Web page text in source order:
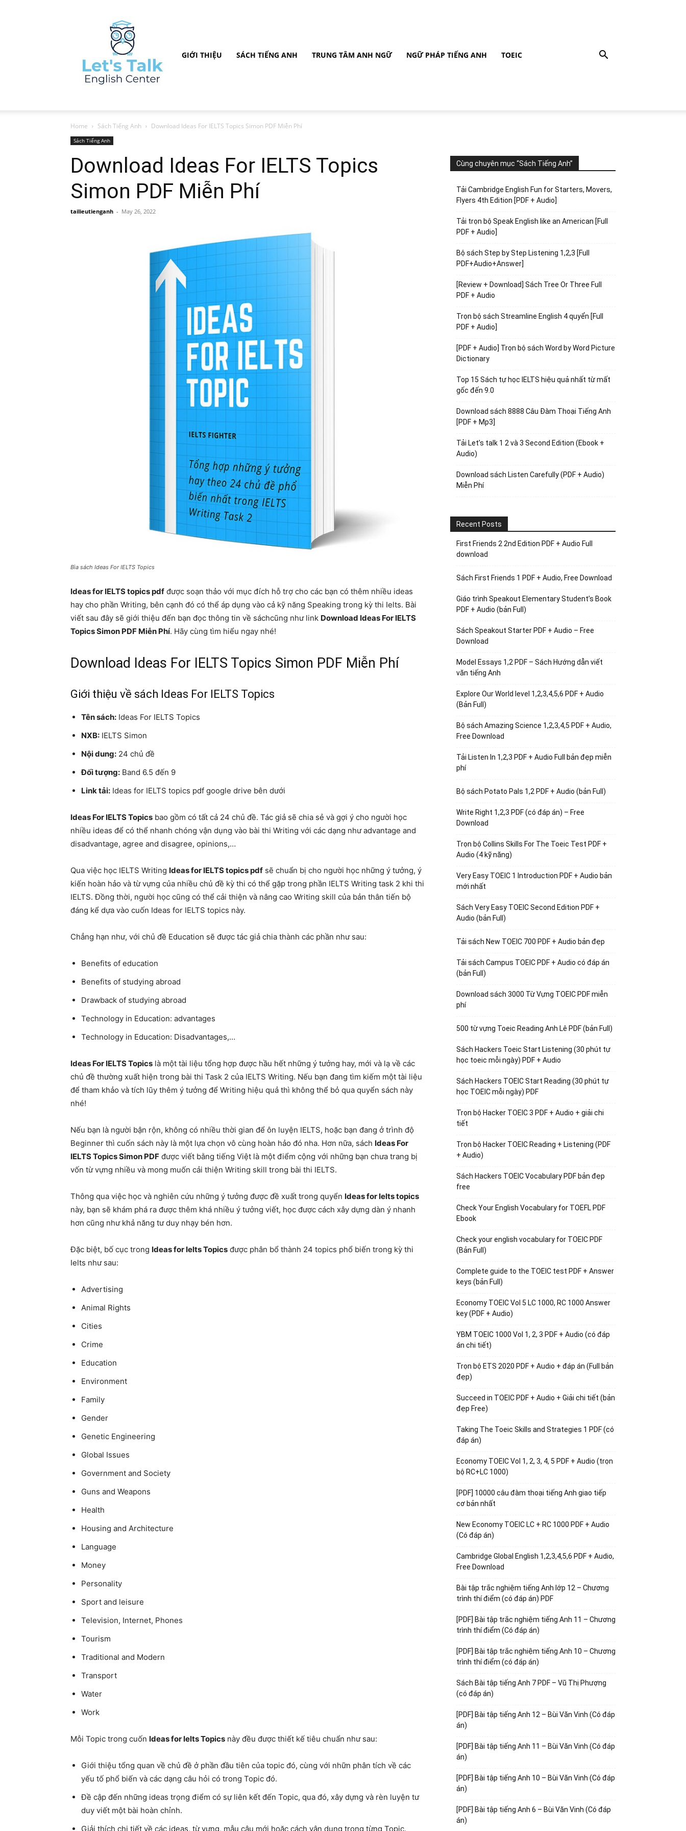
GIỚI THIỆU SÁCH TIẾNG ANH TRUNG TÂM ANH NGỮ NGỮ PHÁP TIẾNG ANH TOEIC
Home Sách Tiếng Anh Download Ideas For IELTS Topics Simon PDF Miễn Phí
Sách Tiếng Anh
Download Ideas For IELTS Topics
Simon PDF Miễn Phí
tailieutienganh - May 26, 2022
Bìa sách Ideas For IELTS Topics
Ideas for IELTS topics pdf được soạn thảo với mục đích hỗ trợ cho các bạn có thêm nhiều ideas
hay cho phần Writing, bên cạnh đó có thể áp dụng vào cả kỹ năng Speaking trong kỳ thi Ielts. Bài
viết sau đây sẽ giới thiệu đến bạn đọc thông tin về sáchcũng như link Download Ideas For IELTS
Topics Simon PDF Miễn Phí. Hãy cùng tìm hiểu ngay nhé!
Download Ideas For IELTS Topics Simon PDF Miễn Phí
Giới thiệu về sách Ideas For IELTS Topics
Tên sách: Ideas For IELTS Topics
NXB: IELTS Simon
Nội dung: 24 chủ đề
Đối tượng: Band 6.5 đến 9
Link tải: Ideas for IELTS topics pdf google drive bên dưới
Ideas For IELTS Topics bao gồm có tất cả 24 chủ đề. Tác giả sẽ chia sẻ và gợi ý cho người học
nhiều ideas để có thể nhanh chóng vận dụng vào bài thi Writing với các dạng như advantage and
disadvantage, agree and disagree, opinions,…
Qua việc học IELTS Writing Ideas for IELTS topics pdf sẽ chuẩn bị cho người học những ý tưởng, ý
kiến hoàn hảo ​​và từ vựng của nhiều chủ đề kỳ thi có thể gặp trong phần IELTS Writing task 2 khi thi
IELTS. Đồng thời, người học cũng có thể cải thiện và nâng cao Writing skill của bản thân tiến bộ
đáng kể dựa vào cuốn Ideas for IELTS topics này.
Chẳng hạn như, với chủ đề Education sẽ được tác giả chia thành các phần như sau:
Benefits of education
Benefits of studying abroad
Drawback of studying abroad
Technology in Education: advantages
Technology in Education: Disadvantages,…
Ideas For IELTS Topics là một tài liệu tổng hợp được hầu hết những ý tưởng hay, mới và lạ về các
chủ đề thường xuất hiện trong bài thi Task 2 của IELTS Writing. Nếu bạn đang tìm kiếm một tài liệu
để tham khảo và tích lũy thêm ý tưởng để Writing hiệu quả thì không thể bỏ qua quyển sách này
nhé!
Nếu bạn là người bận rộn, không có nhiều thời gian để ôn luyện IELTS, hoặc bạn đang ở trình độ
Beginner thì cuốn sách này là một lựa chọn vô cùng hoàn hảo đó nha. Hơn nữa, sách Ideas For
IELTS Topics Simon PDF được viết bằng tiếng Việt là một điểm cộng với những bạn chưa trang bị
vốn từ vựng nhiều và mong muốn cải thiện Writing skill trong bài thi IELTS.
Thông qua việc học và nghiên cứu những ý tưởng được đề xuất trong quyển Ideas for Ielts topics
này, bạn sẽ khám phá ra được thêm khá nhiều ý tưởng viết, học được cách xây dựng dàn ý nhanh
hơn cũng như khả năng tư duy nhạy bén hơn.
Đặc biệt, bố cục trong Ideas for Ielts Topics được phân bổ thành 24 topics phổ biến trong kỳ thi
Ielts như sau:
Advertising
Animal Rights
Cities
Crime
Education
Environment
Family
Gender
Genetic Engineering
Global Issues
Government and Society
Guns and Weapons
Health
Housing and Architecture
Language
Money
Personality
Sport and leisure
Television, Internet, Phones
Tourism
Traditional and Modern
Transport
Water
Work
Mỗi Topic trong cuốn Ideas for Ielts Topics này đều được thiết kế tiêu chuẩn như sau:
Giới thiệu tổng quan về chủ đề ở phần đầu tiên của topic đó, cùng với nhữn phân tích về các
yếu tố phổ biến và các dạng câu hỏi có trong Topic đó.
Đề cập đến những ideas trọng điểm có sự liên kết đến Topic, qua đó, xây dựng và rèn luyện tư
duy viết một bài hoàn chỉnh.
Giải thích chi tiết về các ideas, từ vựng, mẫu câu mới hoặc cách vận dụng trong từng Topic.
Cùng chuyên mục “Sách Tiếng Anh”
Tải Cambridge English Fun for Starters, Movers,
Flyers 4th Edition [PDF + Audio]
Tải trọn bộ Speak English like an American [Full
PDF + Audio]
Bộ sách Step by Step Listening 1,2,3 [Full
PDF+Audio+Answer]
[Review + Download] Sách Tree Or Three Full
PDF + Audio
Trọn bộ sách Streamline English 4 quyển [Full
PDF + Audio]
[PDF + Audio] Trọn bộ sách Word by Word Picture
Dictionary
Top 15 Sách tự học IELTS hiệu quả nhất từ mất
gốc đến 9.0
Download sách 8888 Câu Đàm Thoại Tiếng Anh
[PDF + Mp3]
Tải Let’s talk 1 2 và 3 Second Edition (Ebook +
Audio)
Download sách Listen Carefully (PDF + Audio)
Miễn Phí
Recent Posts
First Friends 2 2nd Edition PDF + Audio Full
download
Sách First Friends 1 PDF + Audio, Free Download
Giáo trình Speakout Elementary Student’s Book
PDF + Audio (bản Full)
Sách Speakout Starter PDF + Audio – Free
Download
Model Essays 1,2 PDF – Sách Hướng dẫn viết
văn tiếng Anh
Explore Our World level 1,2,3,4,5,6 PDF + Audio
(Bản Full)
Bộ sách Amazing Science 1,2,3,4,5 PDF + Audio,
Free Download
Tải Listen In 1,2,3 PDF + Audio Full bản đẹp miễn
phí
Bộ sách Potato Pals 1,2 PDF + Audio (bản Full)
Write Right 1,2,3 PDF (có đáp án) – Free
Download
Trọn bộ Collins Skills For The Toeic Test PDF +
Audio (4 kỹ năng)
Very Easy TOEIC 1 Introduction PDF + Audio bản
mới nhất
Sách Very Easy TOEIC Second Edition PDF +
Audio (bản Full)
Tải sách New TOEIC 700 PDF + Audio bản đẹp
Tải sách Campus TOEIC PDF + Audio có đáp án
(bản Full)
Download sách 3000 Từ Vựng TOEIC PDF miễn
phí
500 từ vựng Toeic Reading Anh Lê PDF (bản Full)
Sách Hackers Toeic Start Listening (30 phút tự
học toeic mỗi ngày) PDF + Audio
Sách Hackers TOEIC Start Reading (30 phút tự
học TOEIC mỗi ngày) PDF
Trọn bộ Hacker TOEIC 3 PDF + Audio + giải chi
tiết
Trọn bộ Hacker TOEIC Reading + Listening (PDF
+ Audio)
Sách Hackers TOEIC Vocabulary PDF bản đẹp
free
Check Your English Vocabulary for TOEFL PDF
Ebook
Check your english vocabulary for TOEIC PDF
(Bản Full)
Complete guide to the TOEIC test PDF + Answer
keys (bản Full)
Economy TOEIC Vol 5 LC 1000, RC 1000 Answer
key (PDF + Audio)
YBM TOEIC 1000 Vol 1, 2, 3 PDF + Audio (có đáp
án chi tiết)
Trọn bộ ETS 2020 PDF + Audio + đáp án (Full bản
đẹp)
Succeed in TOEIC PDF + Audio + Giải chi tiết (bản
đẹp Free)
Taking The Toeic Skills and Strategies 1 PDF (có
đáp án)
Economy TOEIC Vol 1, 2, 3, 4, 5 PDF + Audio (trọn
bộ RC+LC 1000)
[PDF] 10000 câu đàm thoại tiếng Anh giao tiếp
cơ bản nhất
New Economy TOEIC LC + RC 1000 PDF + Audio
(Có đáp án)
Cambridge Global English 1,2,3,4,5,6 PDF + Audio,
Free Download
Bài tập trắc nghiệm tiếng Anh lớp 12 – Chương
trình thí điểm (có đáp án) PDF
[PDF] Bài tập trắc nghiệm tiếng Anh 11 – Chương
trình thí điểm (Có đáp án)
[PDF] Bài tập trắc nghiệm tiếng Anh 10 – Chương
trình thí điểm (có đáp án)
Sách Bài tập tiếng Anh 7 PDF – Vũ Thị Phượng
(có đáp án)
[PDF] Bài tập tiếng Anh 12 – Bùi Văn Vinh (Có đáp
án)
[PDF] Bài tập tiếng Anh 11 – Bùi Văn Vinh (Có đáp
án)
[PDF] Bài tập tiếng Anh 10 – Bùi Văn Vinh (Có đáp
án)
[PDF] Bài tập tiếng Anh 6 – Bùi Văn Vinh (Có đáp
án)